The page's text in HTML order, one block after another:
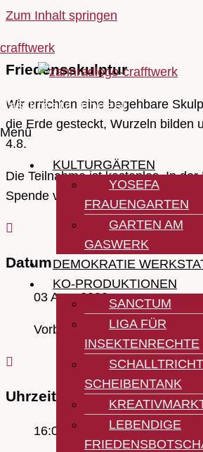
Zum Inhalt springen
crafftwerk
das kreativ podest
Menü
KULTURGÄRTEN
YOSEFA
FRAUENGARTEN
GARTEN AM
GASWERK
DEMOKRATIE
KO-PRODUKTIONEN
SANCTUM
LIGA FÜR
INSEKTENRECHTE
SCHEIBENTANK
LEBENDIGE
Friedensskulptur
Wir errichten eine begehbare
die Erde gesteckt, Wurzeln bilden
4.8.
Die Teilnahme ist kostenlos. In
Spende vor Ort.
Datum
03 Aug. 2023
Vorbei!
Uhrzeit
16:00 - 18:30